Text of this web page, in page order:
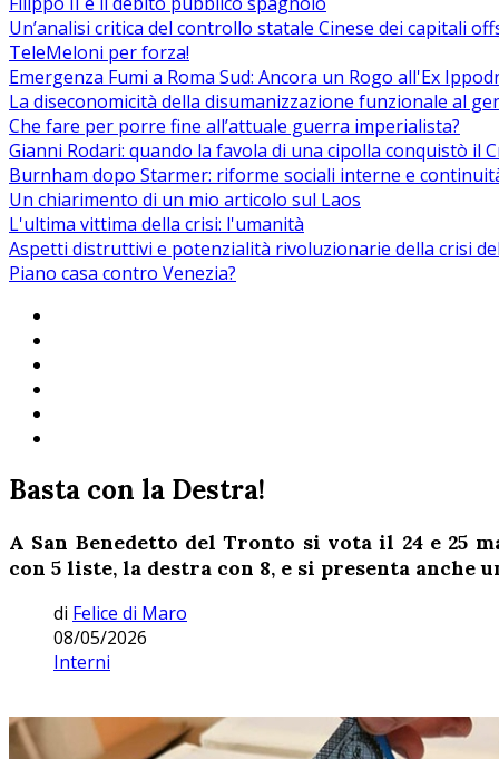
Un’analisi critica del controllo statale Cinese dei capitali
TeleMeloni per forza!
Emergenza Fumi a Roma Sud: Ancora un Rogo all'Ex
La diseconomicità della disumanizzazione funzionale al
Che fare per porre fine all’attuale guerra imperialista?
Gianni Rodari: quando la favola di una cipolla conquistò il
Burnham dopo Starmer: riforme sociali interne e
Un chiarimento di un mio articolo sul Laos
L'ultima vittima della crisi: l'umanità
Aspetti distruttivi e potenzialità rivoluzionarie della crisi
Piano casa contro Venezia?
Basta con la Destra!
A San Benedetto del Tronto si vota il 24 e 25
con 5 liste, la destra con 8, e si presenta anche
di Felice di Maro
08/05/2026
Interni